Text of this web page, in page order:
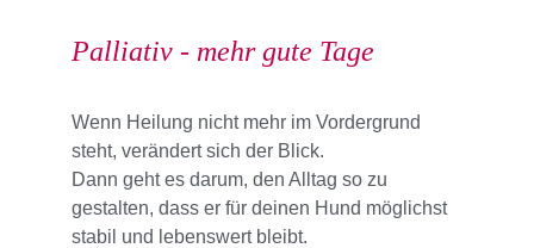
Palliativ - mehr gute Tage
Wenn Heilung nicht mehr im Vordergrund
steht, verändert sich der Blick.
Dann geht es darum, den Alltag so zu
gestalten, dass er für deinen Hund möglichst
stabil und lebenswert bleibt.